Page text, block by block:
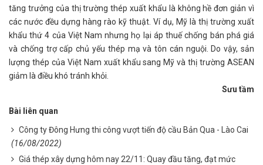
tăng trưởng của thị trường thép xuất khẩu là không hề đơn giản vì
các nước đều dựng hàng rào kỹ thuật. Ví dụ, Mỹ là thị trường xuất
khẩu thứ 4 của Việt Nam nhưng họ lại áp thuế chống bán phá giá
và chống trợ cấp chủ yếu thép mạ và tôn cán nguội. Do vậy, sản
lượng thép của Việt Nam xuất khẩu sang Mỹ và thị trường ASEAN
giảm là điều khó tránh khỏi.
Sưu tầm
Bài liên quan
Công ty Đông Hưng thi công vượt tiến độ cầu Bản Qua - Lào Cai
(16/08/2022)
Giá thép xây dựng hôm nay 22/11: Quay đầu tăng, đạt mức